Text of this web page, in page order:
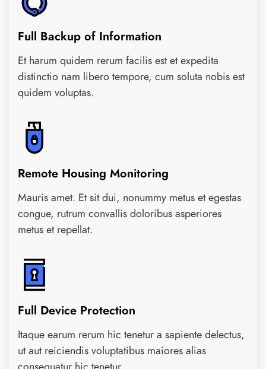
Full Backup of Information
Et harum quidem rerum facilis est et expedita
distinctio nam libero tempore, cum soluta nobis est
quidem voluptas.
Remote Housing Monitoring
Mauris amet. Et sit dui, nonummy metus et egestas
congue, rutrum convallis doloribus asperiores
metus et repellat.
Full Device Protection
Itaque earum rerum hic tenetur a sapiente delectus,
ut aut reiciendis voluptatibus maiores alias